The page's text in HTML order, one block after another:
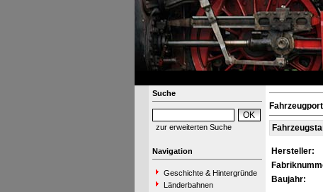
Suche
zur erweiterten Suche
Navigation
Geschichte & Hintergründe
Länderbahnen
Hersteller:
Baujahr: